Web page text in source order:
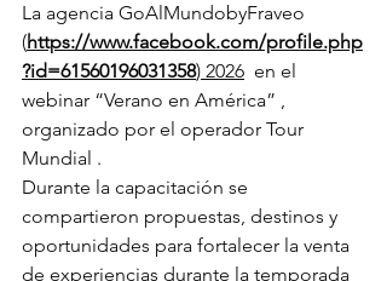
La agencia GoAlMundobyFraveo
(https://www.facebook.com/profile.php
?id=61560196031358) 2026 en el
webinar “Verano en América” ,
organizado por el operador Tour
Mundial .
Durante la capacitación se
compartieron propuestas, destinos y
oportunidades para fortalecer la venta
de experiencias durante la temporada